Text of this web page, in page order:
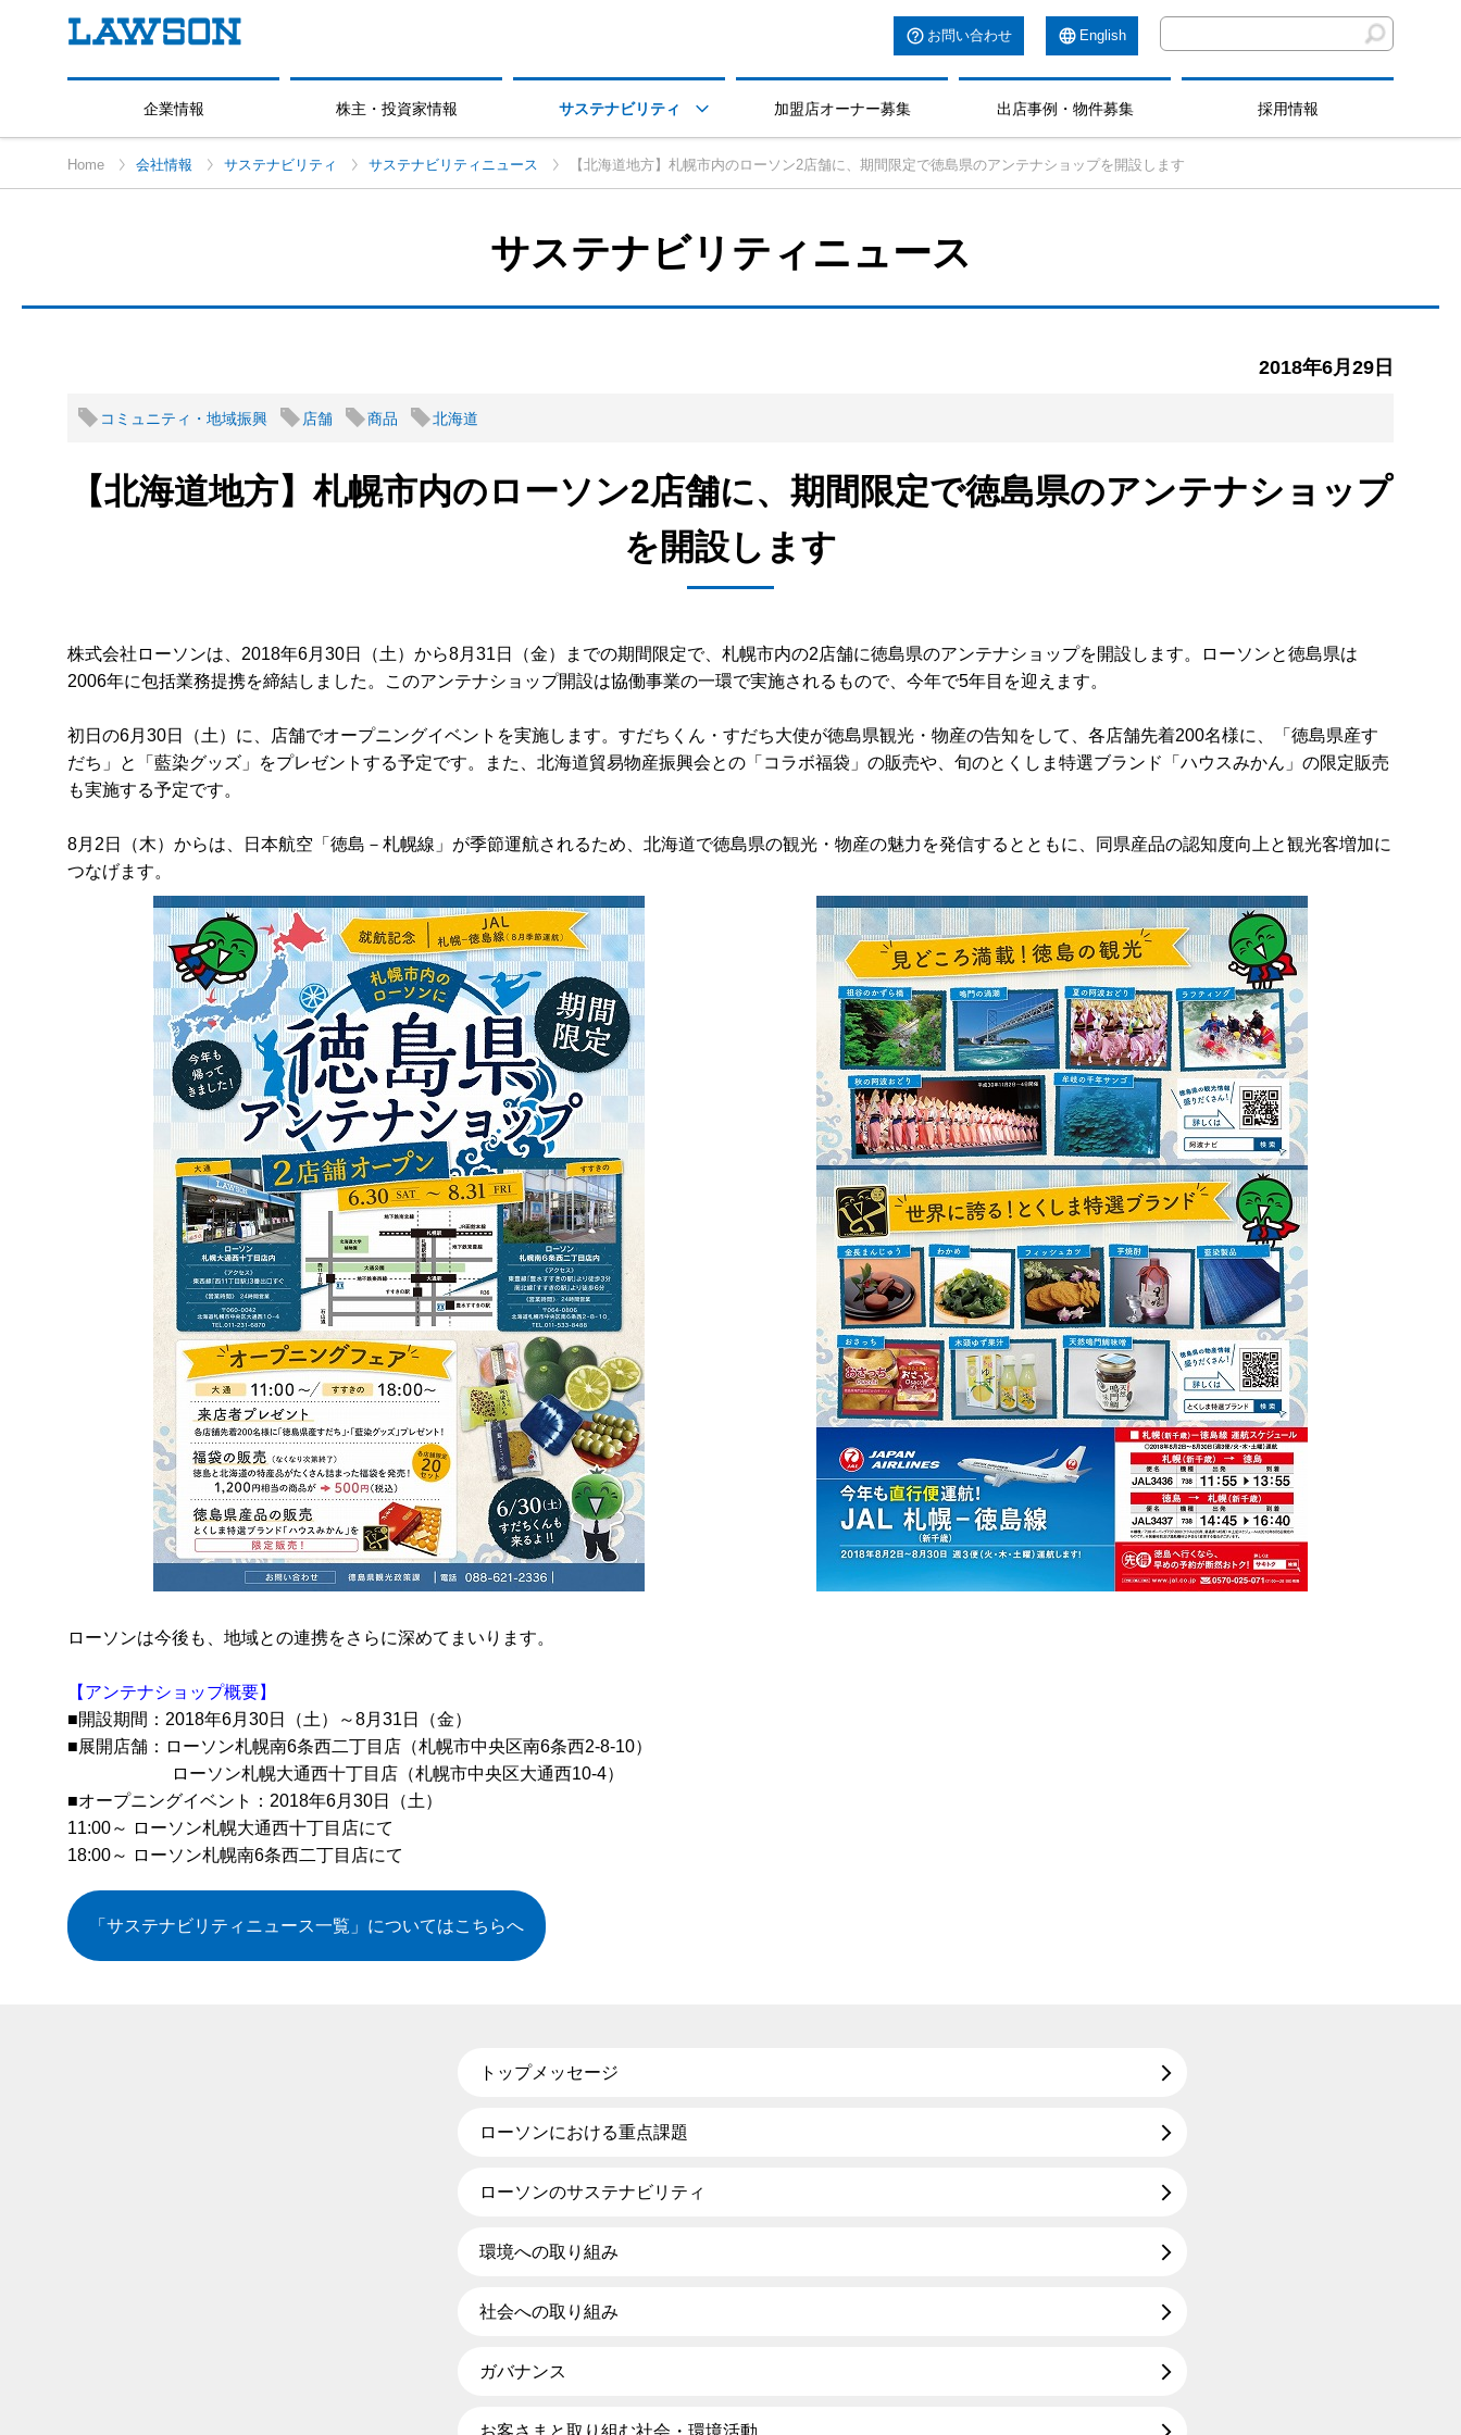
お問い合わせ English
企業情報 株主・投資家情報 サステナビリティ  加盟店オーナー募集 出店事例・物件募集 採用情報
Home 会社情報 サステナビリティ サステナビリティニュース 【北海道地方】札幌市内のローソン2店舗に、期間限定で徳島県のアンテナショップを開設します
サステナビリティニュース
2018年6月29日
コミュニティ・地域振興 店舗 商品 北海道
【北海道地方】札幌市内のローソン2店舗に、期間限定で徳島県のアンテナショップ
を開設します
株式会社ローソンは、2018年6月30日（土）から8月31日（金）までの期間限定で、札幌市内の2店舗に徳島県のアンテナショップを開設します。ローソンと徳島県は
2006年に包括業務提携を締結しました。このアンテナショップ開設は協働事業の一環で実施されるもので、今年で5年目を迎えます。
初日の6月30日（土）に、店舗でオープニングイベントを実施します。すだちくん・すだち大使が徳島県観光・物産の告知をして、各店舗先着200名様に、「徳島県産す
だち」と「藍染グッズ」をプレゼントする予定です。また、北海道貿易物産振興会との「コラボ福袋」の販売や、旬のとくしま特選ブランド「ハウスみかん」の限定販売
も実施する予定です。
8月2日（木）からは、日本航空「徳島－札幌線」が季節運航されるため、北海道で徳島県の観光・物産の魅力を発信するとともに、同県産品の認知度向上と観光客増加に
つなげます。
ローソンは今後も、地域との連携をさらに深めてまいります。
【アンテナショップ概要】
■開設期間：2018年6月30日（土）～8月31日（金）
■展開店舗：ローソン札幌南6条西二丁目店（札幌市中央区南6条西2-8-10）
ローソン札幌大通西十丁目店（札幌市中央区大通西10-4）
■オープニングイベント：2018年6月30日（土）
11:00～ ローソン札幌大通西十丁目店にて
18:00～ ローソン札幌南6条西二丁目店にて
「サステナビリティニュース一覧」 についてはこちらへ
トップメッセージ
ローソンにおける重点課題
ローソンのサステナビリティ
環境への取り組み
社会への取り組み
ガバナンス
お客さまと取り組む社会・環境活動